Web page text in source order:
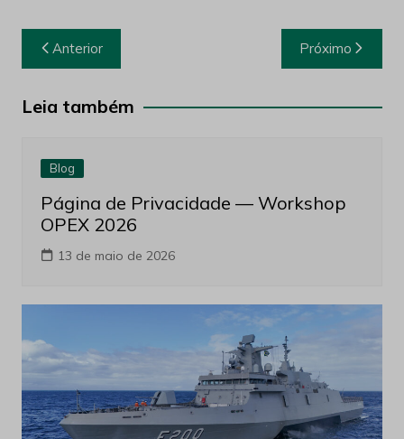
Navegação
de
Post
Anterior Próximo
Leia também
Blog
Página de Privacidade — Workshop
OPEX 2026
13 de maio de 2026